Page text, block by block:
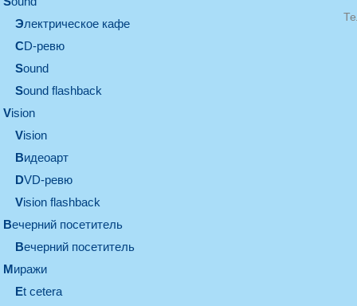
электрическое кафе
CD-ревю
sound
Sound flashback
vision
vision
видеоарт
DVD-ревю
Vision flashback
вечерний посетитель
вечерний посетитель
миражи
et cetera